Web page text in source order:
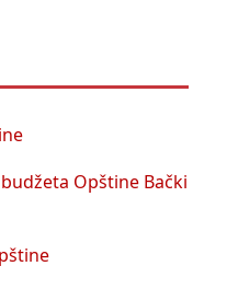
Opštine Bački